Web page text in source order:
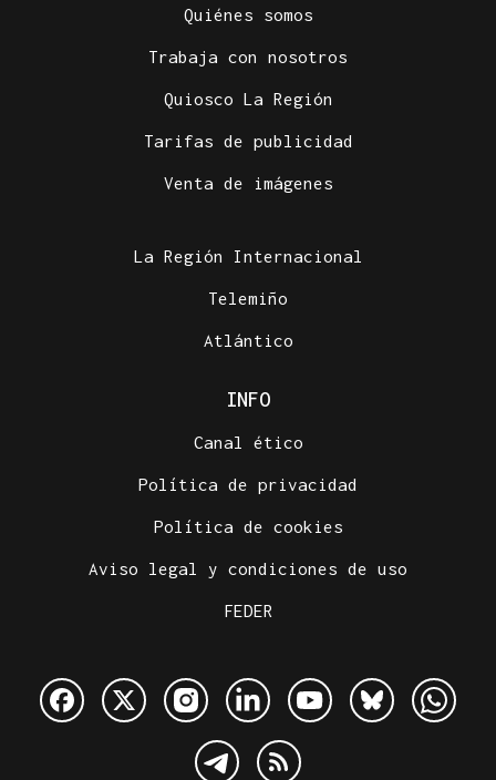
Quiénes somos
Trabaja con nosotros
Quiosco La Región
Tarifas de publicidad
Venta de imágenes
La Región Internacional
Telemiño
Atlántico
INFO
Canal ético
Política de privacidad
Política de cookies
Aviso legal y condiciones de uso
FEDER